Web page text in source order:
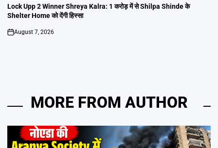
INLock Upp 2 Winner Shreya Kalra: 1 करोड़ में से Shilpa Shinde के
Shelter Home को देंगी हिस्सा
on
August 7, 2026
MORE FROM AUTHOR